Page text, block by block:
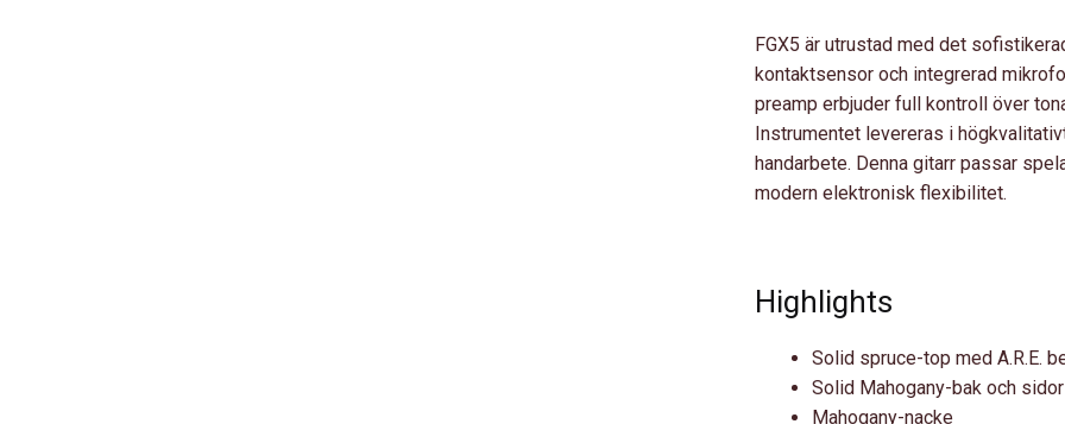
FGX5 är utrustad med det
kontaktsensor och integrerad
preamp erbjuder full kontroll över
Instrumentet levereras i
handarbete. Denna gitarr passar
modern elektronisk flexibilitet.
Highlights
Solid spruce-top med A.R.E.
Solid Mahogany-bak och sidor
Mahogany-nacke